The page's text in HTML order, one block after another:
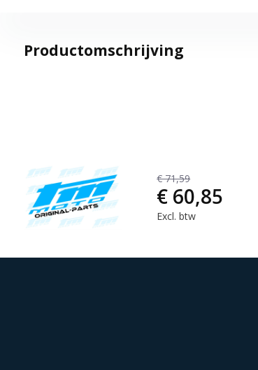
Productomschrijving
€ 71,59
€ 60,85
Excl. btw